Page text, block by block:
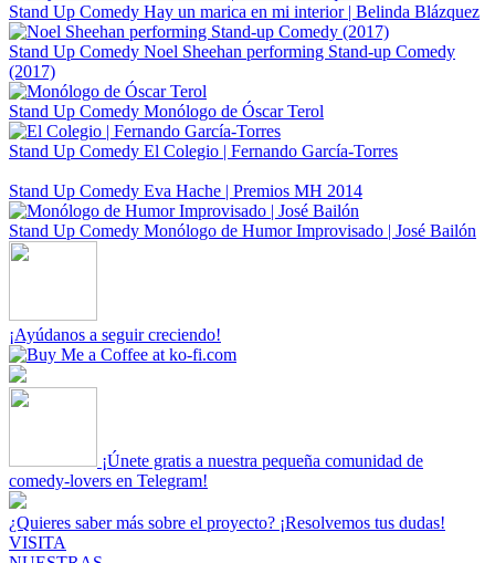
Stand Up Comedy Hay un marica en mi interior | Belinda Blázquez
Stand Up Comedy Noel Sheehan performing Stand-up Comedy
(2017)
Stand Up Comedy Monólogo de Óscar Terol
Stand Up Comedy El Colegio | Fernando García-Torres
Stand Up Comedy Eva Hache | Premios MH 2014
Stand Up Comedy Monólogo de Humor Improvisado | José Bailón
¡Ayúdanos a seguir creciendo!
¡Únete gratis a nuestra pequeña comunidad de
comedy-lovers en Telegram!
¿Quieres saber más sobre el proyecto? ¡Resolvemos tus dudas!
VISITA